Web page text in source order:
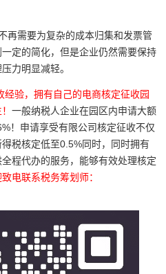
再需要为复杂的成本归集和发票管
定的简化，但是企业仍然需要保持
力明显减轻。
验，拥有自己的电商核定征收园
一般纳税人企业在园区内申请大额
！申请享受有限公司核定征收不仅
税核定低至0.5%同时，同时拥有
程代办的服务，能够有效处理核定
电联系税务筹划师：